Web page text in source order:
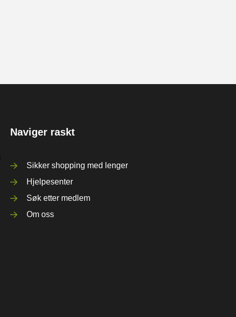
Naviger raskt
Sikker shopping med lenger
Hjelpesenter
Søk etter medlem
Om oss